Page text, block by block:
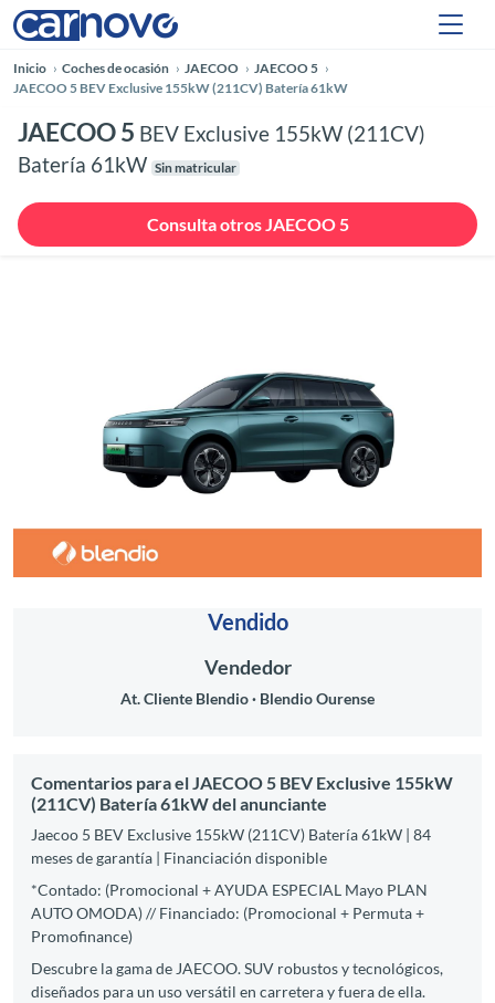
Inicio Coches de ocasión JAECOO
JAECOO 5
JAECOO 5 BEV Exclusive 155kW (211CV) Batería 61kW
JAECOO 5 BEV Exclusive 155kW (211CV)
Batería 61kW Sin matricular
Consulta otros JAECOO 5
Anterior
Vendido
Vendedor
At. Cliente Blendio Blendio Ourense
Comentarios para el JAECOO 5 BEV Exclusive 155kW
(211CV) Batería 61kW del anunciante
Jaecoo 5 BEV Exclusive 155kW (211CV) Batería 61kW | 84
meses de garantía | Financiación disponible
*Contado: (Promocional + AYUDA ESPECIAL Mayo PLAN
AUTO OMODA) // Financiado: (Promocional + Permuta +
Promofinance)
Descubre la gama de JAECOO. SUV robustos y tecnológicos,
diseñados para un uso versátil en carretera y fuera de ella.